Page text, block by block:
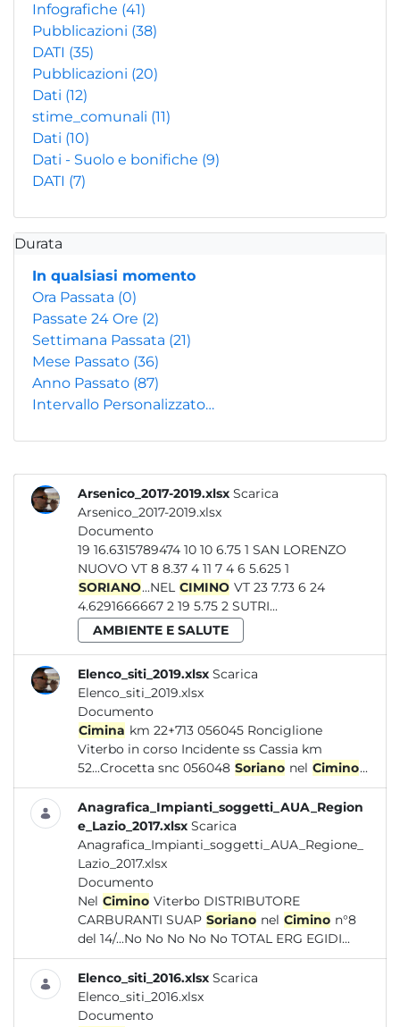
Infografiche (41)
Pubblicazioni (38)
DATI (35)
Pubblicazioni (20)
Dati (12)
stime_comunali (11)
Dati (10)
Dati - Suolo e bonifiche (9)
DATI (7)
Durata
In qualsiasi momento
Ora Passata (0)
Passate 24 Ore (2)
Settimana Passata (21)
Mese Passato (36)
Anno Passato (87)
Intervallo Personalizzato…
Arsenico_2017-2019.xlsx Scarica
Arsenico_2017-2019.xlsx
Documento
19 16.6315789474 10 10 6.75 1 SAN LORENZO
NUOVO VT 8 8.37 4 11 7 4 6 5.625 1
SORIANO...NEL CIMINO VT 23 7.73 6 24
4.6291666667 2 19 5.75 2 SUTRI...
AMBIENTE E SALUTE
Elenco_siti_2019.xlsx Scarica
Elenco_siti_2019.xlsx
Documento
Cimina km 22+713 056045 Ronciglione
Viterbo in corso Incidente ss Cassia km
52...Crocetta snc 056048 Soriano nel Cimino...
Anagrafica_Impianti_soggetti_AUA_Region
e_Lazio_2017.xlsx Scarica
Anagrafica_Impianti_soggetti_AUA_Regione_
Lazio_2017.xlsx
Documento
Nel Cimino Viterbo DISTRIBUTORE
CARBURANTI SUAP Soriano nel Cimino n°8
del 14/...No No No No No TOTAL ERG EGIDI...
Elenco_siti_2016.xlsx Scarica
Elenco_siti_2016.xlsx
Documento